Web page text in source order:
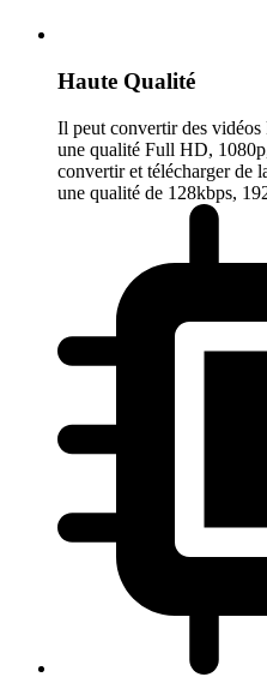
Haute Qualité
Il peut convertir des
une qualité Full HD,
convertir et télécharger de
une qualité de 128kbps,